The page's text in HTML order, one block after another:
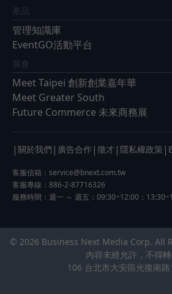
產品
管理知識庫
EventGO活動平台
展會
Meet Taipei 創新創業嘉年華
Meet Greater South
Future Commerce 未來商務展
| 關於我們 | 廣告合作 | 徵才 | 隱私權政策 |
客服信箱： service@bnext.com.tw
客服專線：886-2-87716326
服務時間：週一 ～ 週五：09:30~12:00；
© 2026 Business Next Media Corp. All
內容未經允許，不得轉
106 台北市大安區光復南